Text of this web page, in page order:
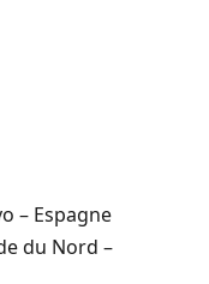
– Espagne
du Nord –